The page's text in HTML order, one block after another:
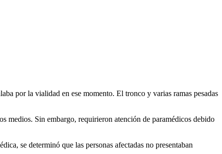
por la vialidad en ese momento. El tronco y varias ramas pesadas
medios. Sin embargo, requirieron atención de paramédicos debido
se determinó que las personas afectadas no presentaban